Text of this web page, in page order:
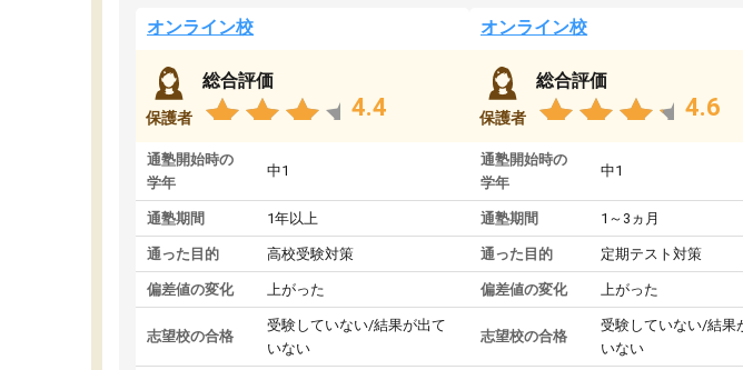
オンライン校
保護者
総合評価
4.4
通塾開始時の
学年
中1
通塾期間 1年以上
通った目的 高校受験対策
偏差値の変化 上がった
志望校の合格
受験していない/結果が出て
いない
オンライン校
保護者
総合評価
4.6
通塾開始時の
学年
中1
通塾期間 1～3ヵ月
通った目的 定期テスト対策
偏差値の変化 上がった
志望校の合格
受験していない/結果
いない